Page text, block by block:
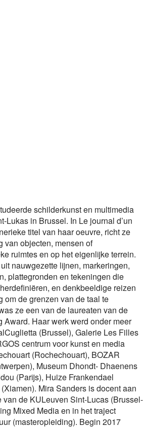
schilderkunst en multimedia
Lukas in Brussel. In Le journal d’un
titel van haar oeuvre, richt ze
van objecten, mensen of
ruimtes en op het eigenlijke terrein.
nauwgezette lijnen, markeringen,
plattegronden en tekeningen die
en denkbeeldige reizen
om de grenzen van de taal te
ze een van de laureaten van de
Haar werk werd onder meer
(Brussel), Galerie Les Filles
centrum voor kunst en media
(Rochechouart), BOZAR
Museum Dhondt- Dhaenens
(Parijs), Huize Frankendael
Mira Sanders is docent aan
de KULeuven Sint-Lucas (Brussel-
Mixed Media en in het traject
(masteropleiding). Begin 2017